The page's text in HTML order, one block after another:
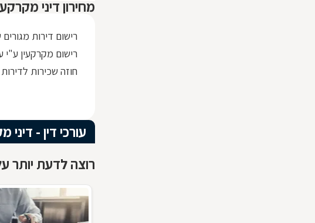
מחירון דיני
רישום דירות
רישום מקרקעין ע"י
חוזה שכירות
עורכי דין - דיני
רוצה לדעת יותר